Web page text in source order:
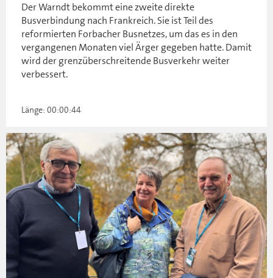
Der Warndt bekommt eine zweite direkte
Busverbindung nach Frankreich. Sie ist Teil des
reformierten Forbacher Busnetzes, um das es in den
vergangenen Monaten viel Ärger gegeben hatte. Damit
wird der grenzüberschreitende Busverkehr weiter
verbessert.
Länge: 00:00:44